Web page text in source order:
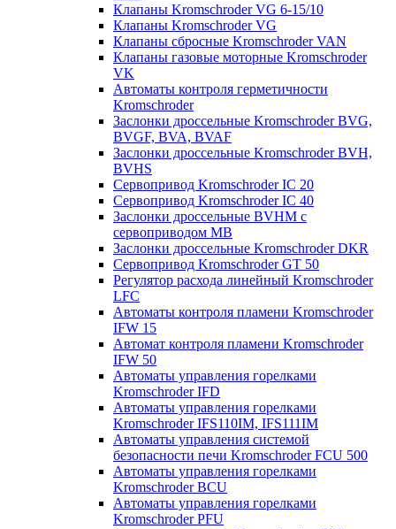
Клапаны Kromschroder VG 6-15/10
Клапаны Kromschroder VG
Клапаны сбросные Kromschroder VAN
Клапаны газовые моторные Kromschroder
VK
Автоматы контроля герметичности
Kromschroder
Заслонки дроссельные Kromschroder BVG,
BVGF, BVA, BVAF
Заслонки дроссельные Kromschroder BVH,
BVHS
Сервопривод Kromschroder IC 20
Сервопривод Kromschroder IC 40
Заслонки дроссельные BVHM с
сервоприводом МВ
Заслонки дроссельные Kromschroder DKR
Cервопривод Kromschroder GT 50
Регулятор расхода линейный Kromschroder
LFC
Автоматы контроля пламени Kromschroder
IFW 15
Автомат контроля пламени Kromschroder
IFW 50
Автоматы управления горелками
Kromschroder IFD
Автоматы управления горелками
Kromschroder IFS110IM, IFS111IM
Автоматы управления системой
безопасности печи Kromschroder FCU 500
Автоматы управления горелками
Kromschroder BCU
Автоматы управления горелками
Kromschroder PFU